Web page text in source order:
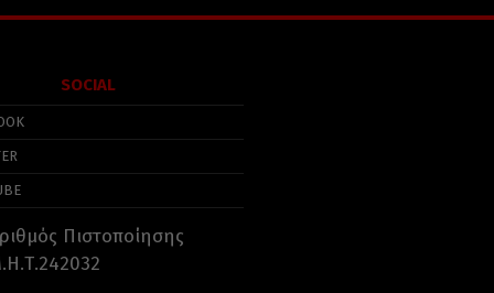
SOCIAL
Πιστοποίησης